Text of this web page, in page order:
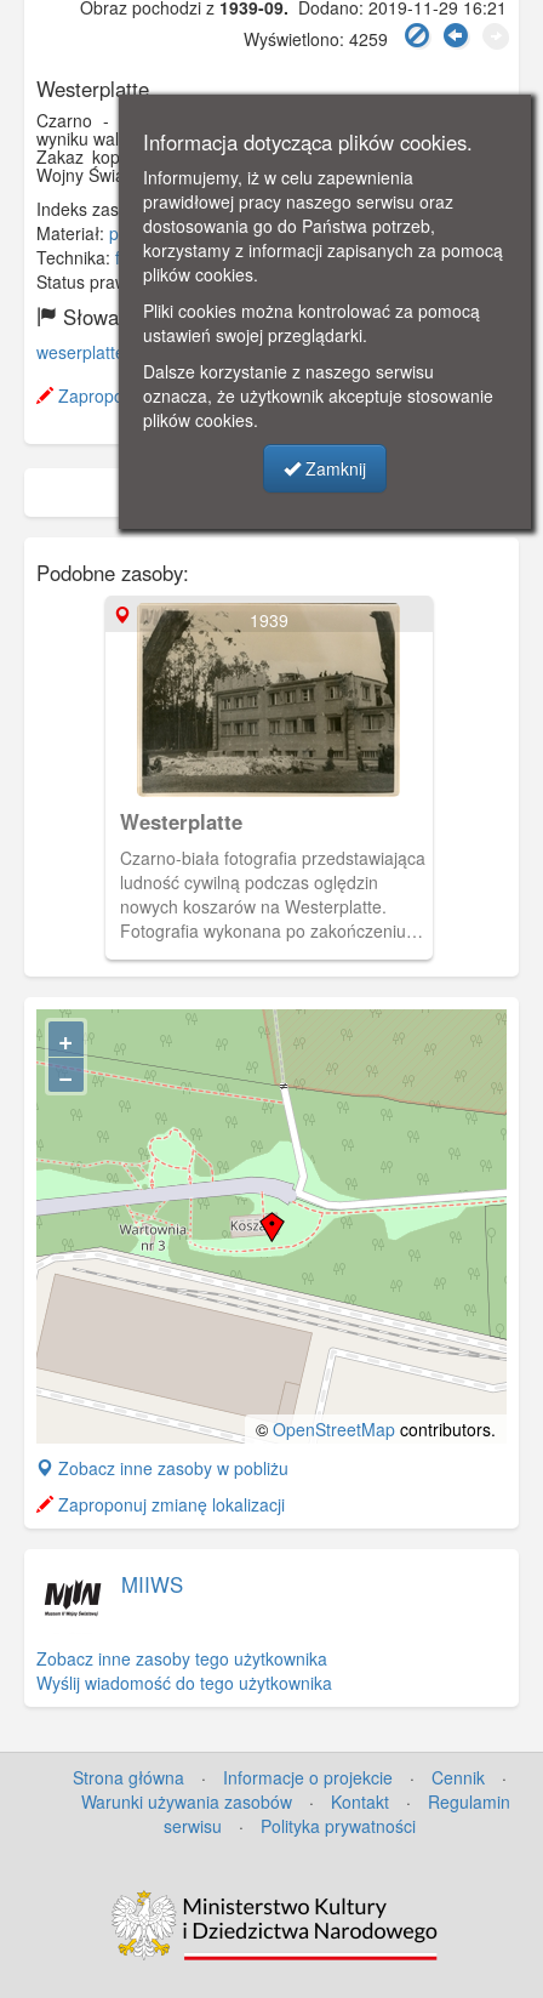
Obraz pochodzi z 1939-09. Dodano: 2019-11-29 16:21
Wyświetlono: 4259
Westerplatte
Czarno - biała fotografia, przedstawiająca uszkodzony w
wyniku walk budynek Nowych Koszar na Westerplatte.
Zakaz kopiowania, zasób dostępny w zbiorach Muzeum II
Wojny Światowej w Gdańsku, sygnatura: MIIWS/F/1
Indeks zasobu:MIIW 007
Materiał: papier fotograficzny
Technika: fotografia czarno-biała
Status prawny:Użycie Niekomercyjne
Słowa kluczowe:
weserplatte ii wojna światowa
Zaproponuj zmianę opisu.
Podobne zasoby:
1939
Westerplatte
Czarno-biała fotografia przedstawiająca
ludność cywilną podczas oględzin
nowych koszarów na Westerplatte.
Fotografia wykonana po zakończeniu
działań wojennych i oczyszczeniu
nowych koszarów. Zakaz kopiowania,
Wojny Światowej w Gdańsku,
sygnatura: MIIWS/F/769
+
−
© OpenStreetMap contributors.
+
−
Zobacz inne zasoby w pobliżu
Zaproponuj zmianę lokalizacji
MIIWS
Zobacz inne zasoby tego użytkownika
Wyślij wiadomość do tego użytkownika
Strona główna · Informacje o projekcie · Cennik
·
Warunki używania zasobów
· Kontakt ·
Regulamin
serwisu
· Polityka prywatności
Informacja dotycząca plików cookies.
Informujemy, iż w celu zapewnienia
prawidłowej pracy naszego serwisu oraz
dostosowania go do Państwa potrzeb,
korzystamy z informacji zapisanych za pomocą
plików cookies.
Pliki cookies można kontrolować za pomocą
ustawień swojej przeglądarki.
Dalsze korzystanie z naszego serwisu
oznacza, że użytkownik akceptuje stosowanie
plików cookies.
Zamknij